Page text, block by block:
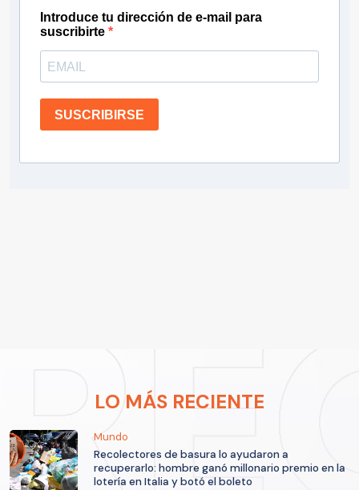
Introduce tu dirección de e-mail para
suscribirte
SUSCRIBIRSE
LO MÁS RECIENTE
Mundo
Recolectores de basura lo ayudaron a
recuperarlo: hombre ganó millonario premio en la
lotería en Italia y botó el boleto